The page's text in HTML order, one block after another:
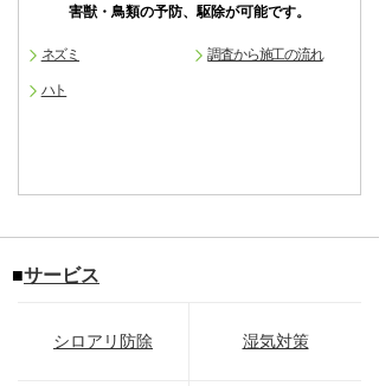
害獣・鳥類の予防、駆除が可能です。
ネズミ
ハト
調査から施工の流れ
■サービス
シロアリ防除 湿気対策